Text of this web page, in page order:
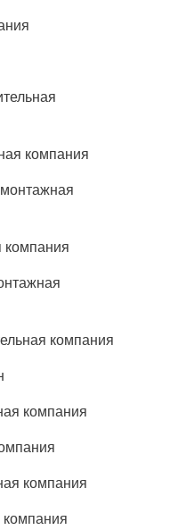
компания
компания
компания
компания